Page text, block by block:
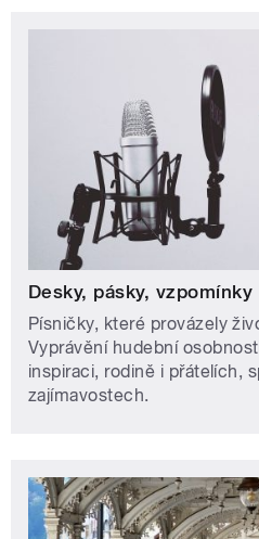
Desky, pásky, vzpomínky
Písničky, které provázely
Vyprávění hudební
inspiraci, rodině i přátelích,
zajímavostech.